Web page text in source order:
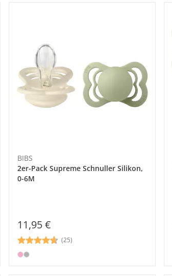
BIBS
2er-Pack Supreme Schnuller Silikon,
0-6M
11,95 €
(25)